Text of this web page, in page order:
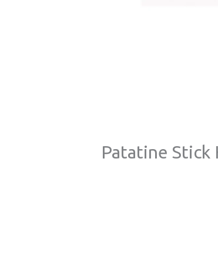
Patatine Stick